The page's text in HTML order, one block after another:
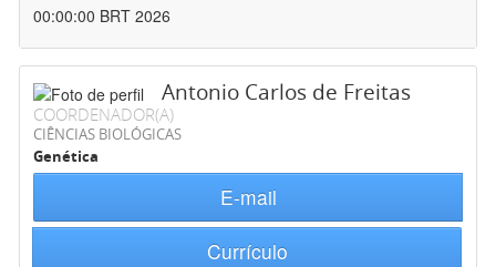
00:00:00 BRT 2026
Antonio Carlos de Freitas
COORDENADOR(A)
CIÊNCIAS BIOLÓGICAS
Genética
E-mail
Currículo